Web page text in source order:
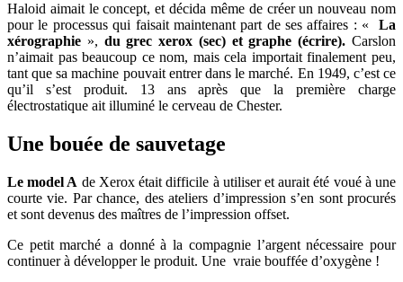
Haloid aimait le concept, et décida même de créer un nouveau nom
pour le processus qui faisait maintenant part de ses affaires : « La
xérographie », du grec xerox (sec) et graphe (écrire). Carslon
n’aimait pas beaucoup ce nom, mais cela importait finalement peu,
tant que sa machine pouvait entrer dans le marché. En 1949, c’est ce
qu’il s’est produit. 13 ans après que la première charge
électrostatique ait illuminé le cerveau de Chester.
Une bouée de sauvetage
Le model A de Xerox était difficile à utiliser et aurait été voué à une
courte vie. Par chance, des ateliers d’impression s’en sont procurés
et sont devenus des maîtres de l’impression offset.
Ce petit marché a donné à la compagnie l’argent nécessaire pour
continuer à développer le produit. Une vraie bouffée d’oxygène !